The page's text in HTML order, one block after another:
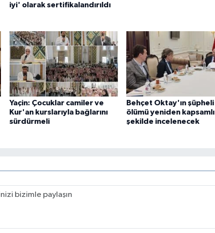
iyi' olarak sertifikalandırıldı
Yaçin: Çocuklar camiler ve
Kur'an kurslarıyla bağlarını
sürdürmeli
Behçet Oktay'ın şüpheli
ölümü yeniden kapsamlı
şekilde incelenecek